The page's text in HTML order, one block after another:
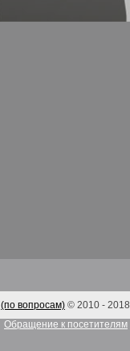
(по вопросам) © 2010 - 2018
Обращение к посетителям